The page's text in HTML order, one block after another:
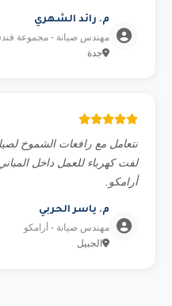
م. رائد الشهري
مهندس صيانة - مجموعة
جدة
نتعامل مع رافعات الشموخ
لفت كهرباء للعمل داخل
أرامكو.
م. ياسر الحربي
مهندس صيانة - أرامكو
الجبيل